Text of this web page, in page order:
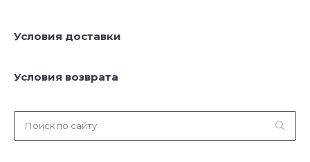
Условия доставки
Условия возврата